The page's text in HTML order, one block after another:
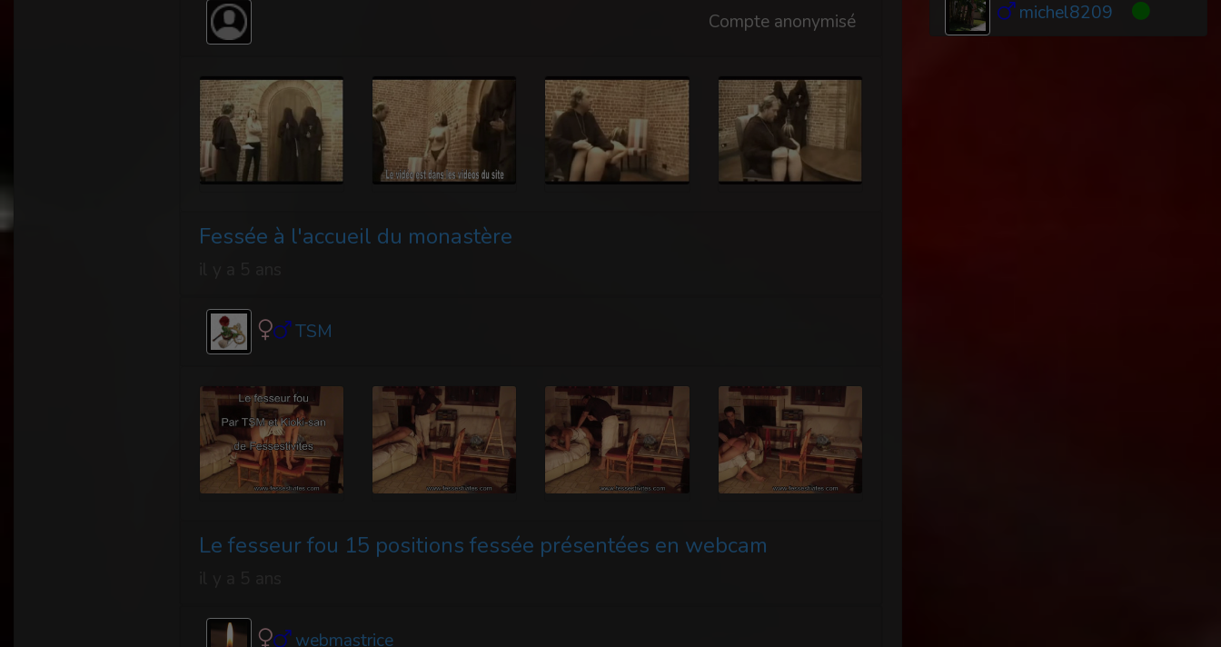
Compte anonymisé
Fessée à l'accueil du monastère
TSM
Le fesseur fou 15 positions fessée présentées en webcam
webmastrice
michel8209